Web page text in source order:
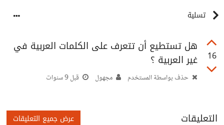
تسلية
16
هل تستطيع أن تتعرف على الكلمات العربية في
غير العربية ؟
حذف بواسطة المستخدم مجهول قبل 9 سنوات
التعليقات عرض جميع التعليقات